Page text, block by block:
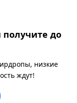
получите до
низкие
ждут!